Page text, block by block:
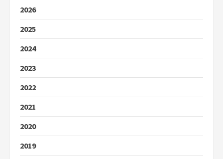
2026
2025
2024
2023
2022
2021
2020
2019